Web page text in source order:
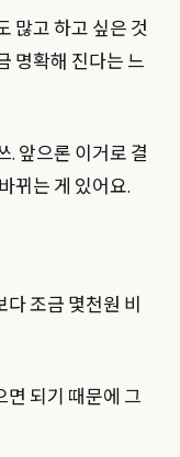
많고 하고 싶은 것
명확해 진다는 느
. 앞으론 이거로 결
뀌는 게 있어요.
조금 몇천원 비
되기 때문에 그